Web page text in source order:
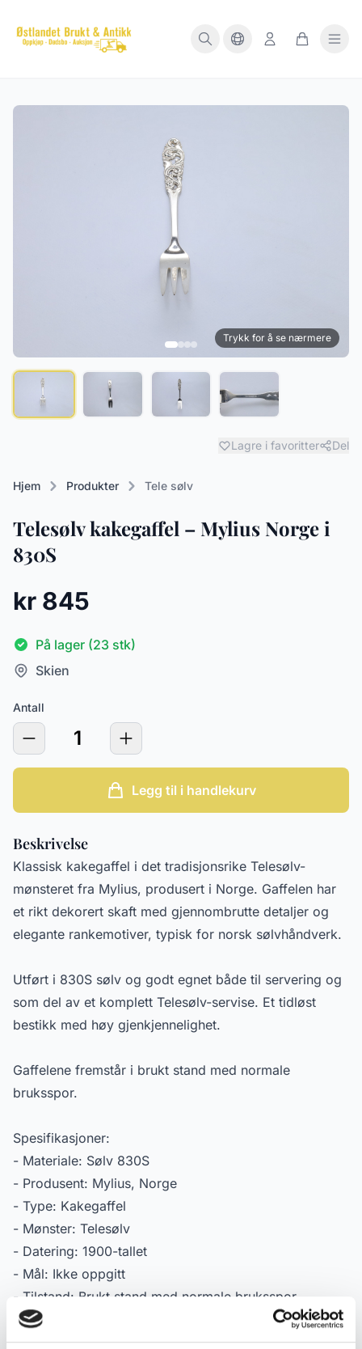
Trykk for å se nærmere
Lagre i favoritter Del
Hjem Produkter Tele sølv
Telesølv kakegaffel – Mylius Norge i
830S
kr 845
På lager (23 stk)
Skien
Antall
1
Legg til i handlekurv
Beskrivelse
Klassisk kakegaffel i det tradisjonsrike Telesølv-
mønsteret fra Mylius, produsert i Norge. Gaffelen har
et rikt dekorert skaft med gjennombrutte detaljer og
elegante rankemotiver, typisk for norsk sølvhåndverk.
Utført i 830S sølv og godt egnet både til servering og
som del av et komplett Telesølv-servise. Et tidløst
bestikk med høy gjenkjennelighet.
Gaffelene fremstår i brukt stand med normale
bruksspor.
Spesifikasjoner:
- Materiale: Sølv 830S
- Produsent: Mylius, Norge
- Type: Kakegaffel
- Mønster: Telesølv
- Datering: 1900-tallet
- Mål: Ikke oppgitt
- Tilstand: Brukt stand med normale bruksspor
- Merking: 830S / Mylius